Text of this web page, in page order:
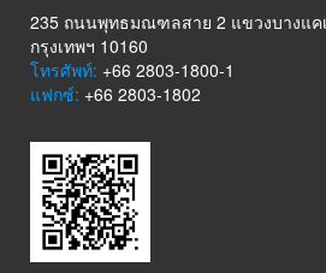
235 ถนนพุทธมณฑลสาย 2 แขวงบางแค
กรุงเทพฯ 10160
โทรศัพท์: +66 2803-1800-1
แฟกซ์: +66 2803-1802